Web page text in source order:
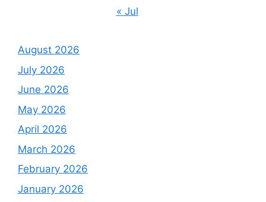
« Jul
August 2026
July 2026
June 2026
May 2026
April 2026
March 2026
February 2026
January 2026